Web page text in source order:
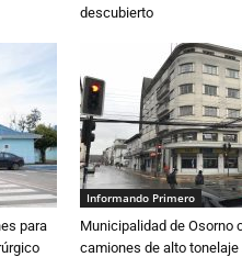
descubierto
para
Informando Primero
Municipalidad de Osorno
camiones de alto tonelaje